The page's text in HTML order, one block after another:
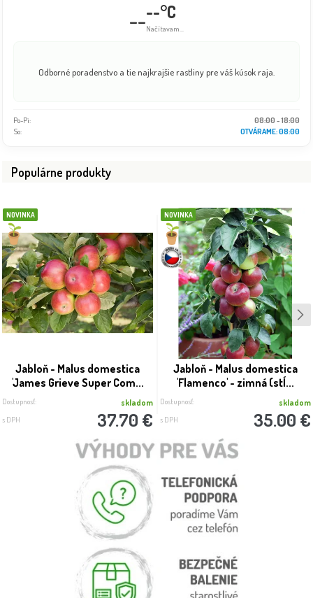
----°C
Načítavam...
Odborné poradenstvo a tie najkrajšie rastliny pre váš kúsok raja.
Po-Pi:
08:00 - 18:00
So:
OTVÁRAME: 08:00
Populárne produkty
NOVINKA
Jabloň - Malus domestica
'James Grieve Super Com...
Dostupnosť: skladom
s DPH 37.70 €
NOVINKA
Jabloň - Malus domestica
'Flamenco' - zimná (stĺ...
Dostupnosť: skladom
s DPH 35.00 €